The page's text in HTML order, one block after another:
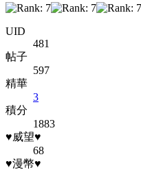
UID
481
帖子
597
精華
3
積分
1883
♥威望♥
68
♥漫幣♥